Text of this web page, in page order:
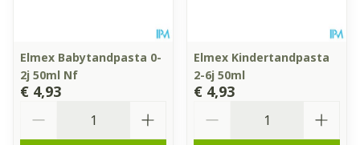
Elmex Babytandpasta 0-
2j 50ml Nf
€ 4,93
Elmex Kindertandpasta
2-6j 50ml
€ 4,93